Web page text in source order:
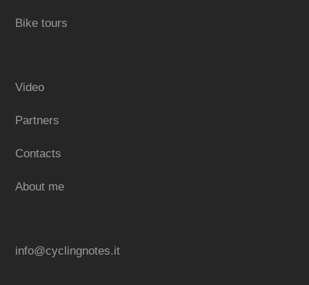
Bike tours
Video
Partners
Contacts
About me
info@cyclingnotes.it